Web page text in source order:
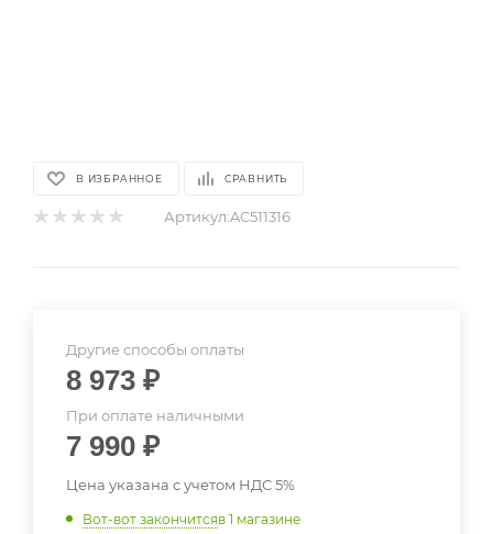
В ИЗБРАННОЕ СРАВНИТЬ
Артикул:AC511316
Другие способы оплаты
8 973 ₽
При оплате наличными
7 990 ₽
Цена указана с учетом НДС 5%
Вот-вот закончитсяв 1 магазине